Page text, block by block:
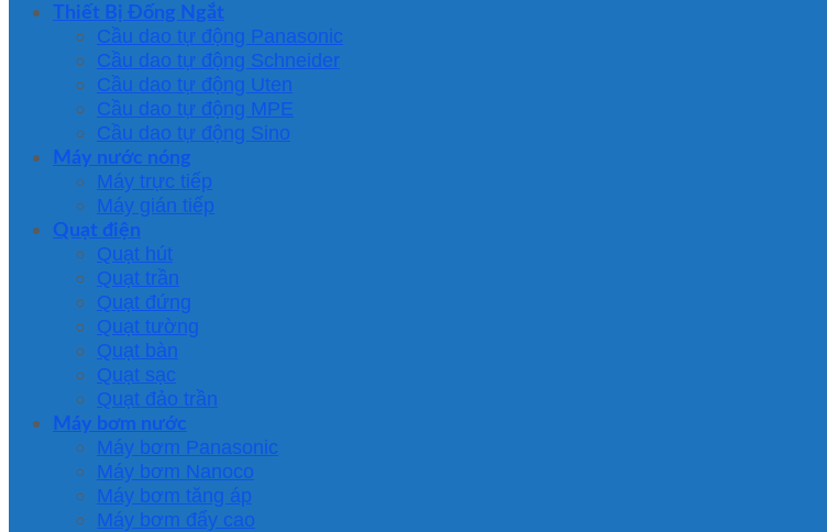
Thiết Bị Đống Ngắt
Cầu dao tự động Panasonic
Cầu dao tự động Schneider
Cầu dao tự động Uten
Cầu dao tự động MPE
Cầu dao tự động Sino
Máy nước nóng
Máy trực tiếp
Máy gián tiếp
Quạt điện
Quạt hút
Quạt trần
Quạt đứng
Quạt tường
Quạt bàn
Quạt sạc
Quạt đảo trần
Máy bơm nước
Máy bơm Panasonic
Máy bơm Nanoco
Máy bơm tăng áp
Máy bơm đẩy cao